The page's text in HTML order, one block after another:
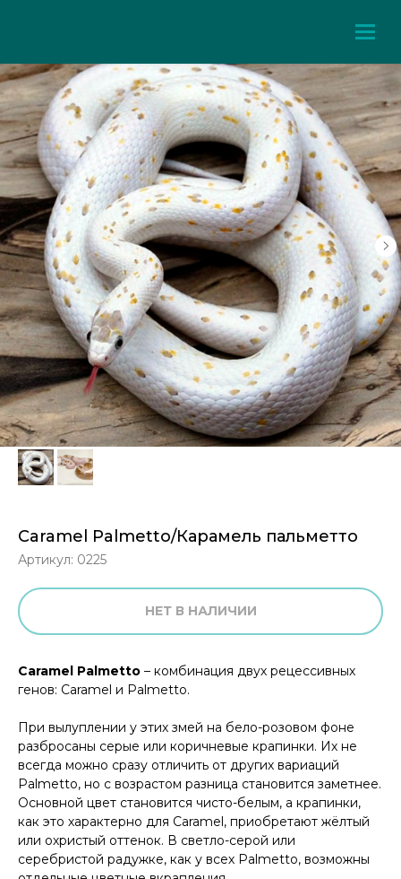
Caramel Palmetto/Карамель пальметто
Артикул: 0225
НЕТ В НАЛИЧИИ
Caramel Palmetto – комбинация двух рецессивных
генов: Caramel и Palmetto.
При вылуплении у этих змей на бело-розовом фоне
разбросаны серые или коричневые крапинки. Их не
всегда можно сразу отличить от других вариаций
Palmetto, но с возрастом разница становится заметнее.
Основной цвет становится чисто-белым, а крапинки,
как это характерно для Caramel, приобретают жёлтый
или охристый оттенок. В светло-серой или
серебристой радужке, как у всех Palmetto, возможны